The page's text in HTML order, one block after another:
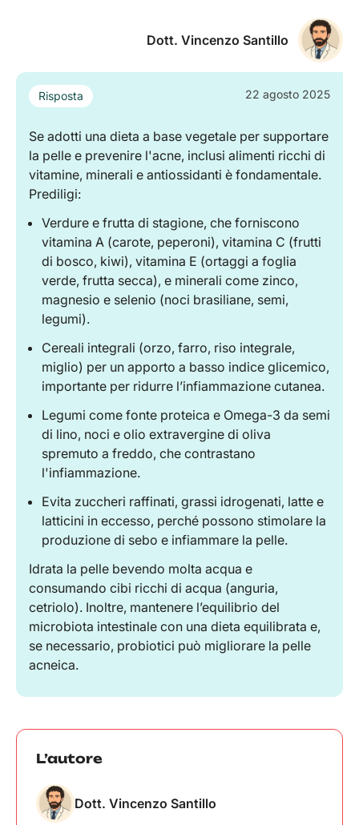
Dott. Vincenzo Santillo
Risposta 22 agosto 2025
Se adotti una dieta a base vegetale per supportare
la pelle e prevenire l'acne, inclusi alimenti ricchi di
vitamine, minerali e antiossidanti è fondamentale.
Prediligi:
Verdure e frutta di stagione, che forniscono
vitamina A (carote, peperoni), vitamina C (frutti
di bosco, kiwi), vitamina E (ortaggi a foglia
verde, frutta secca), e minerali come zinco,
magnesio e selenio (noci brasiliane, semi,
legumi).
Cereali integrali (orzo, farro, riso integrale,
miglio) per un apporto a basso indice glicemico,
importante per ridurre l’infiammazione cutanea.
Legumi come fonte proteica e Omega-3 da semi
di lino, noci e olio extravergine di oliva
spremuto a freddo, che contrastano
l'infiammazione.
Evita zuccheri raffinati, grassi idrogenati, latte e
latticini in eccesso, perché possono stimolare la
produzione di sebo e infiammare la pelle.
Idrata la pelle bevendo molta acqua e
consumando cibi ricchi di acqua (anguria,
cetriolo). Inoltre, mantenere l’equilibrio del
microbiota intestinale con una dieta equilibrata e,
se necessario, probiotici può migliorare la pelle
acneica.
L’autore
Dott. Vincenzo Santillo